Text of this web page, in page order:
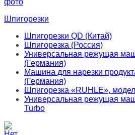
Шпигорезки
Шпигорезки QD (Китай)
Шпигорезка (Россия)
Универсальная режущая
(Германия)
Машина для нарезки
(Германия)
Шпигорезка «RUHLE»,
Универсальная режущая
Turbo